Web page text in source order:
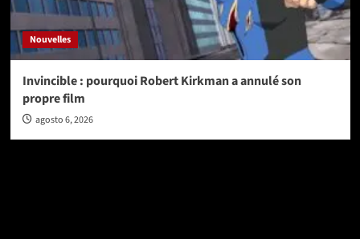
Nouvelles
Invincible : pourquoi Robert Kirkman a annulé son
propre film
agosto 6, 2026